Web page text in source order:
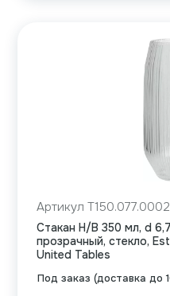
Под заказ (доставка до
Артикул T150.077.0002
Стакан H/B 350 мл, d
прозрачный, стекло,
United Tables